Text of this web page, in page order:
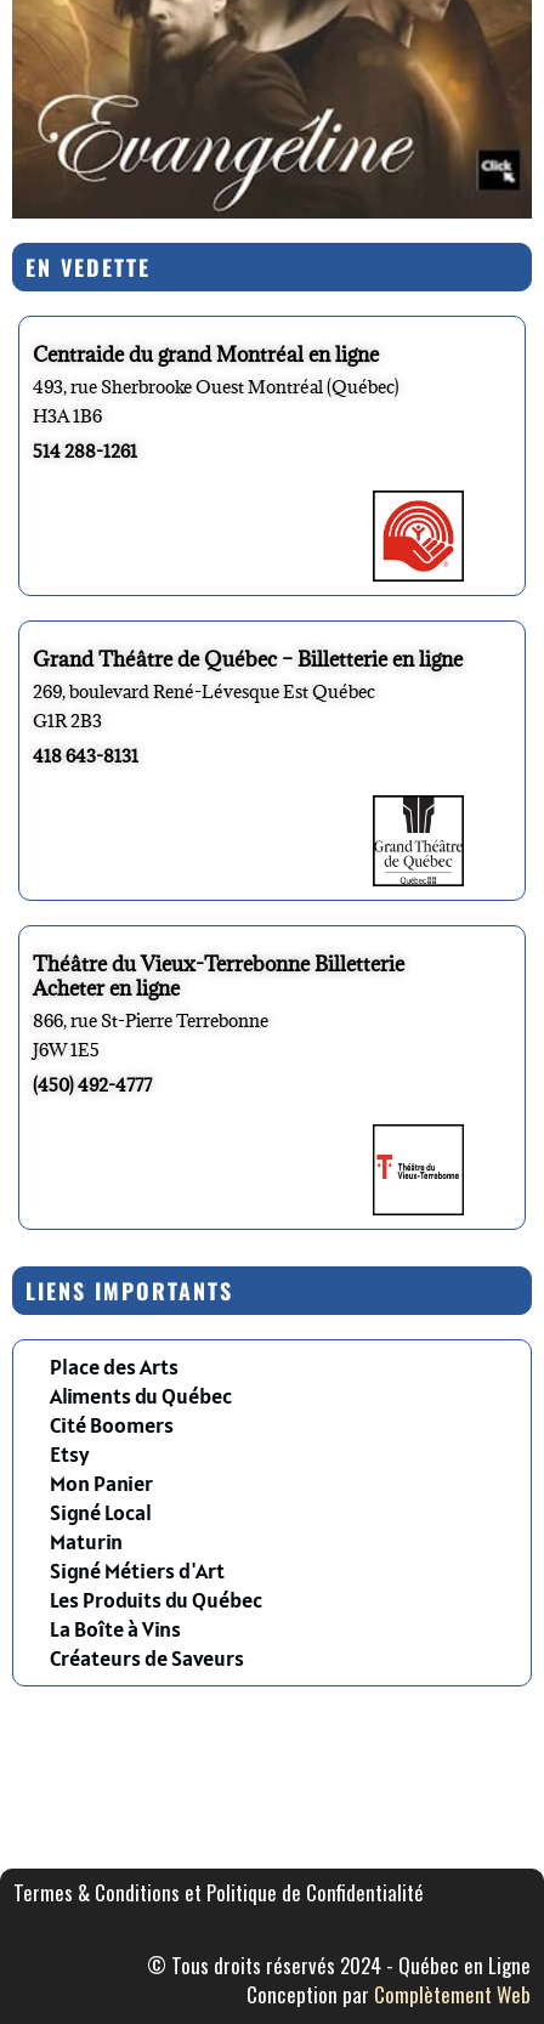
EN VEDETTE
Centraide du grand Montréal en ligne
493, rue Sherbrooke Ouest Montréal (Québec)
H3A 1B6
514 288-1261
Grand Théâtre de Québec – Billetterie en ligne
269, boulevard René-Lévesque Est Québec
G1R 2B3
418 643-8131
Théâtre du Vieux-Terrebonne Billetterie
Acheter en ligne
866, rue St-Pierre Terrebonne
J6W 1E5
(450) 492-4777
LIENS IMPORTANTS
Place des Arts
Aliments du Québec
Cité Boomers
Etsy
Mon Panier
Signé Local
Maturin
Signé Métiers d'Art
Les Produits du Québec
La Boîte à Vins
Créateurs de Saveurs
Termes & Conditions et Politique de Confidentialité
© Tous droits réservés 2024 - Québec en Ligne
Conception par Complètement Web